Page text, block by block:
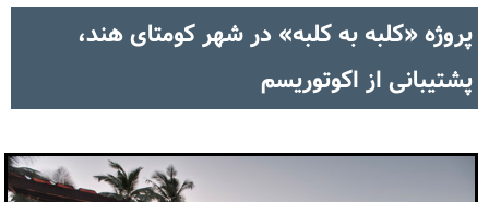
پروژه «کلبه به کلبه» در شهر کومتای هند،
پشتیبانی از اکوتوریسم